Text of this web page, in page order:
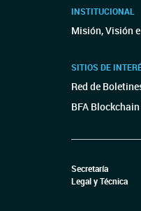
INSTITUCIONAL
Misión, Visión
SITIOS DE
Red de
BFA
Secretaría
Legal y Técnica